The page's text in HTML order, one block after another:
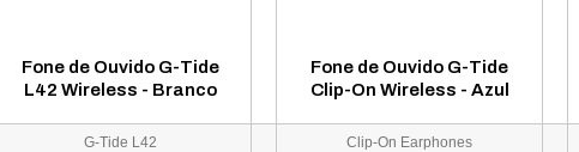
Fone de Ouvido G-Tide
L42 Wireless - Branco
Fone de Ouvido G-Tide
Clip-On Wireless - Azul
G-Tide L42 Clip-On Earphones